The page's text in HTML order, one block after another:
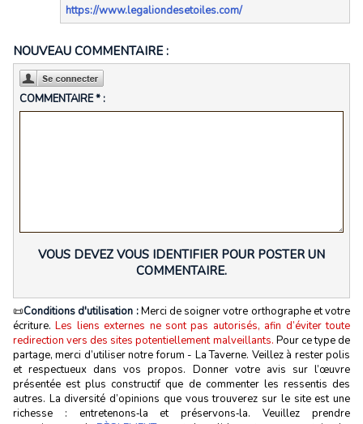
https://www.legaliondesetoiles.com/
NOUVEAU COMMENTAIRE :
COMMENTAIRE * :
VOUS DEVEZ VOUS IDENTIFIER POUR POSTER UN
COMMENTAIRE.
📜Conditions d'utilisation :Merci de soigner votre orthographe et votre
écriture.Les liens externes ne sont pas autorisés, afin d’éviter toute
redirection vers des sites potentiellement malveillants. Pour ce type de
partage, merci d’utiliser notre forum - La Taverne. Veillez à rester polis
et respectueux dans vos propos. Donner votre avis sur l’œuvre
présentée est plus constructif que de commenter les ressentis des
autres. La diversité d’opinions que vous trouverez sur le site est une
richesse : entretenons‑la et préservons‑la. Veuillez prendre